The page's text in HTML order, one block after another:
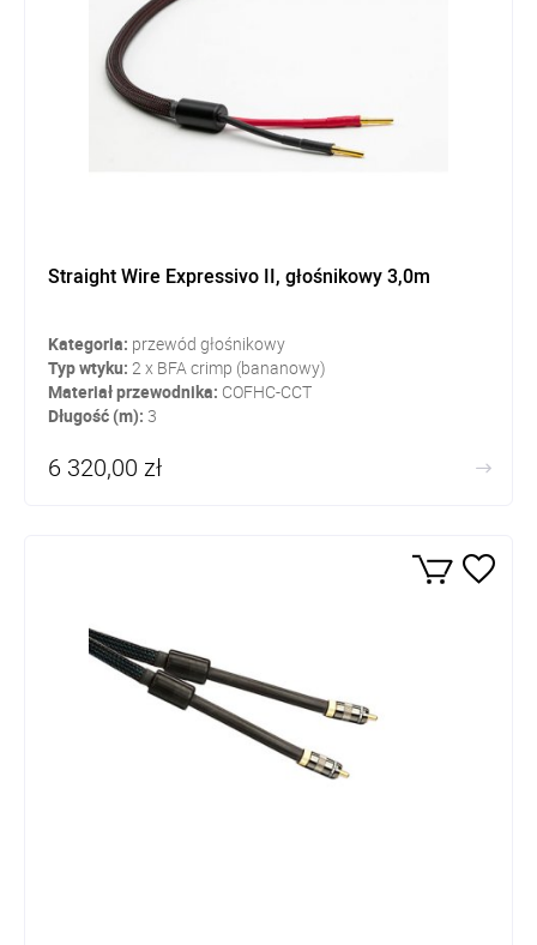
Straight Wire Expressivo II, głośnikowy 3,0m
Kategoria: przewód głośnikowy
Typ wtyku: 2 x BFA crimp (bananowy)
Materiał przewodnika: COFHC-CCT
Długość (m): 3
6 320,00 zł